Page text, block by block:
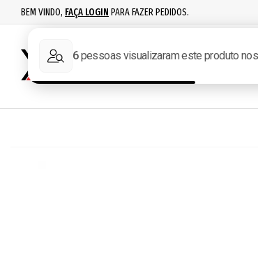
BEM VINDO, FAÇA LOGIN PARA FAZER PEDIDOS.